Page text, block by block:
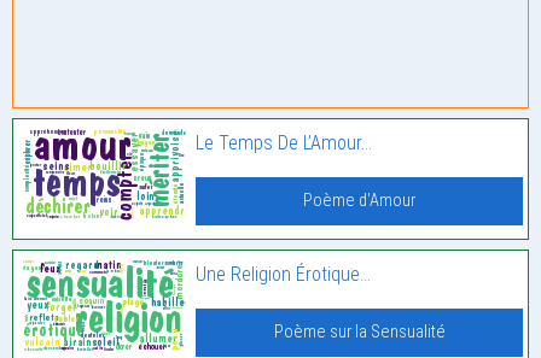
Le Temps De L’Amour…
Poème d'Amour
Une Religion Érotique…
Poème sur la Sensualité